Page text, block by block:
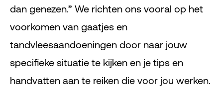
dan genezen.” We richten ons vooral op het
voorkomen van gaatjes en
tandvleesaandoeningen door naar jouw
specifieke situatie te kijken en je tips en
handvatten aan te reiken die voor jou werken.